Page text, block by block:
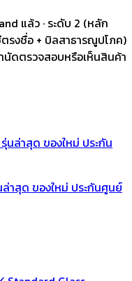
แล้ว · ระดับ 2 (หลัก
รงชื่อ + บิลสาธารณูปโภค)
นัดตรวจสอบหรือเห็นสินค้า
าสุด ของใหม่ ประกันศูนย์